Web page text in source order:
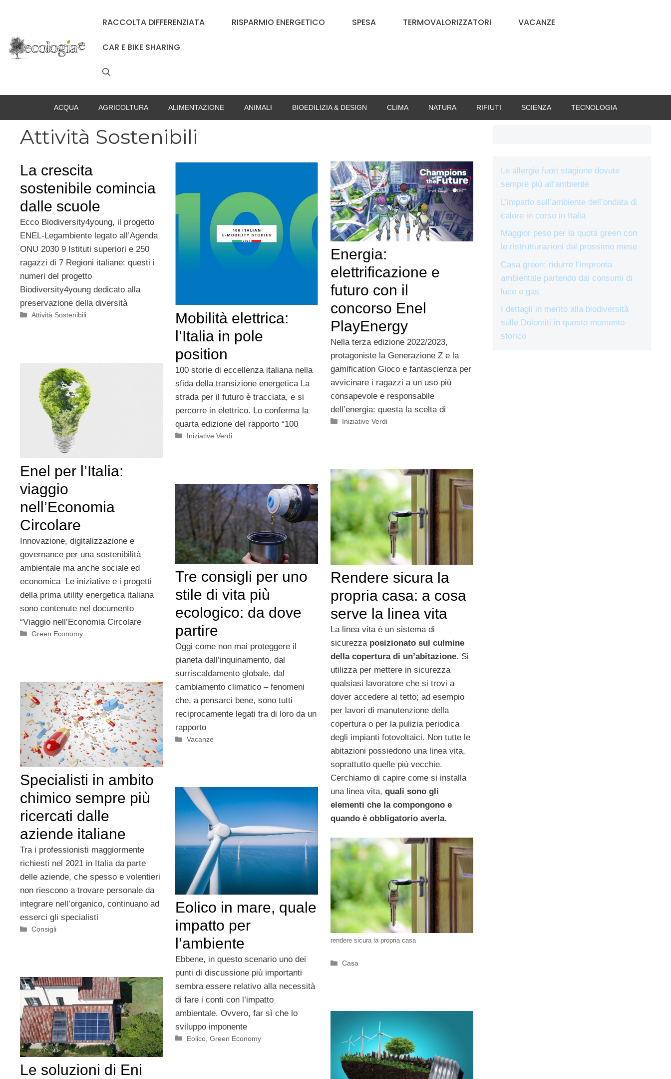
RACCOLTA DIFFERENZIATA RISPARMIO ENERGETICO SPESA TERMOVALORIZZATORI VACANZE
CAR E BIKE SHARING
ACQUA AGRICOLTURA ALIMENTAZIONE ANIMALI BIOEDILIZIA & DESIGN CLIMA NATURA RIFIUTI SCIENZA TECNOLOGIA
Attività Sostenibili
La crescita
sostenibile comincia
dalle scuole
Ecco Biodiversity4young, il progetto
ENEL-Legambiente legato all’Agenda
ONU 2030 9 Istituti superiori e 250
ragazzi di 7 Regioni italiane: questi i
numeri del progetto
Biodiversity4young dedicato alla
preservazione della diversità
Categorie
Attività Sostenibili
Mobilità elettrica:
l’Italia in pole
position
100 storie di eccellenza italiana nella
sfida della transizione energetica La
strada per il futuro è tracciata, e si
percorre in elettrico. Lo conferma la
quarta edizione del rapporto “100
Categorie
Iniziative Verdi
Energia:
elettrificazione e
futuro con il
concorso Enel
PlayEnergy
Nella terza edizione 2022/2023,
protagoniste la Generazione Z e la
gamification Gioco e fantascienza per
avvicinare i ragazzi a un uso più
consapevole e responsabile
dell’energia: questa la scelta di
Categorie
Iniziative Verdi
Enel per l’Italia:
viaggio
nell’Economia
Circolare
Innovazione, digitalizzazione e
governance per una sostenibilità
ambientale ma anche sociale ed
economica Le iniziative e i progetti
della prima utility energetica italiana
sono contenute nel documento
“Viaggio nell’Economia Circolare
Categorie
Green Economy
Rendere sicura la
propria casa: a cosa
serve la linea vita
La linea vita è un sistema di
sicurezza posizionato sul culmine
della copertura di un’abitazione. Si
utilizza per mettere in sicurezza
qualsiasi lavoratore che si trovi a
dover accedere al tetto; ad esempio
per lavori di manutenzione della
copertura o per la pulizia periodica
degli impianti fotovoltaici. Non tutte le
abitazioni possiedono una linea vita,
soprattutto quelle più vecchie.
Cerchiamo di capire come si installa
una linea vita, quali sono gli
elementi che la compongono e
quando è obbligatorio averla.
rendere sicura la propria casa
Categorie
Casa
Tre consigli per uno
stile di vita più
ecologico: da dove
partire
Oggi come non mai proteggere il
pianeta dall’inquinamento, dal
surriscaldamento globale, dal
cambiamento climatico – fenomeni
che, a pensarci bene, sono tutti
reciprocamente legati tra di loro da un
rapporto
Categorie
Vacanze
Specialisti in ambito
chimico sempre più
ricercati dalle
aziende italiane
Tra i professionisti maggiormente
richiesti nel 2021 in Italia da parte
delle aziende, che spesso e volentieri
non riescono a trovare personale da
integrare nell’organico, continuano ad
esserci gli specialisti
Categorie
Consigli
Eolico in mare, quale
impatto per
l’ambiente
Ebbene, in questo scenario uno dei
punti di discussione più importanti
sembra essere relativo alla necessità
di fare i conti con l’impatto
ambientale. Ovvero, far sì che lo
sviluppo imponente
Categorie
Eolico ,Green Economy
Le soluzioni di Eni
Le allergie fuori stagione dovute
sempre più all’ambiente
L’impatto sull’ambiente dell’ondata di
calore in corso in Italia
Maggior peso per la quota green con
le ristrutturazioni dal prossimo mese
Casa green: ridurre l’impronta
ambientale partendo dai consumi di
luce e gas
I dettagli in merito alla biodiversità
sulle Dolomiti in questo momento
storico